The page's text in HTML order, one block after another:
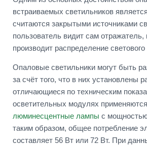
встраиваемых светильников
считаются закрытыми источниками
пользователь видит сам отражатель,
производит распределение
Опаловые светильники могут быть
за счёт того, что в них установлены
отличающиеся по техническим
осветительных модулях
люминесцентные лампы с
таким образом, общее потребление
составляет 56 Вт или 72 Вт. При